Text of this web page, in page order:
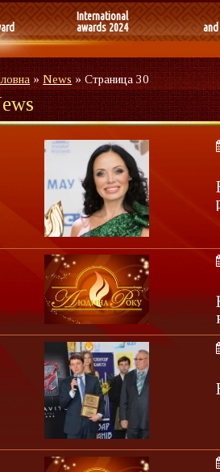
International
awards 2024
»News»Страница 30